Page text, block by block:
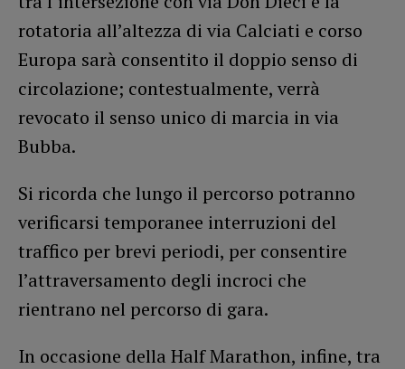
rotatoria all’altezza di via Calciati e corso
Europa sarà consentito il doppio senso di
circolazione; contestualmente, verrà
revocato il senso unico di marcia in via
Bubba.
Si ricorda che lungo il percorso potranno
verificarsi temporanee interruzioni del
traffico per brevi periodi, per consentire
l’attraversamento degli incroci che
rientrano nel percorso di gara.
In occasione della Half Marathon, infine, tra